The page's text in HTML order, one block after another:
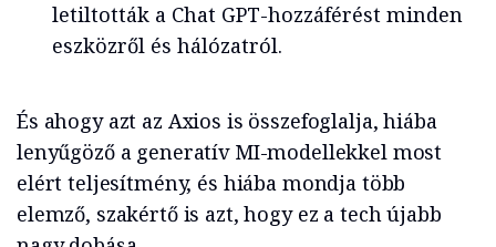
letiltották a Chat GPT-hozzáférést minden
eszközről és hálózatról.
És ahogy azt az Axios is összefoglalja, hiába
lenyűgöző a generatív MI-modellekkel most
elért teljesítmény, és hiába mondja több
elemző, szakértő is azt, hogy ez a tech újabb